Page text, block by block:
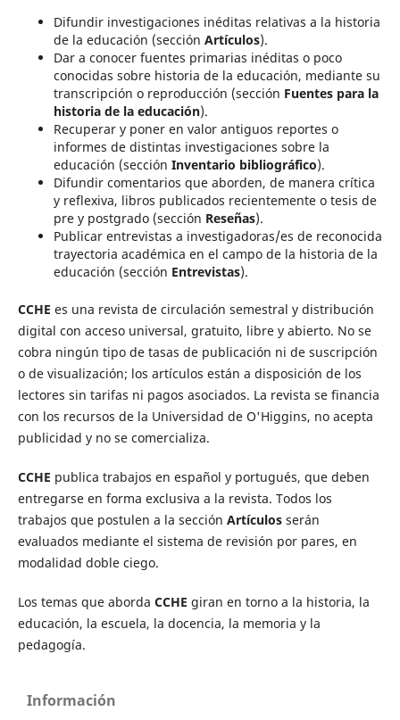
Difundir investigaciones inéditas relativas a la historia
de la educación (sección Artículos).
Dar a conocer fuentes primarias inéditas o poco
conocidas sobre historia de la educación, mediante su
transcripción o reproducción (sección Fuentes para la
historia de la educación).
Recuperar y poner en valor antiguos reportes o
informes de distintas investigaciones sobre la
educación (sección Inventario bibliográfico).
Difundir comentarios que aborden, de manera crítica
y reflexiva, libros publicados recientemente o tesis de
pre y postgrado (sección Reseñas).
Publicar entrevistas a investigadoras/es de reconocida
trayectoria académica en el campo de la historia de la
educación (sección Entrevistas).
CCHE es una revista de circulación semestral y distribución
digital con acceso universal, gratuito, libre y abierto. No se
cobra ningún tipo de tasas de publicación ni de suscripción
o de visualización; los artículos están a disposición de los
lectores sin tarifas ni pagos asociados. La revista se financia
con los recursos de la Universidad de O'Higgins, no acepta
publicidad y no se comercializa.
CCHE publica trabajos en español y portugués, que deben
entregarse en forma exclusiva a la revista. Todos los
trabajos que postulen a la sección Artículos serán
evaluados mediante el sistema de revisión por pares, en
modalidad doble ciego.
Los temas que aborda CCHE giran en torno a la historia, la
educación, la escuela, la docencia, la memoria y la
pedagogía.
Información